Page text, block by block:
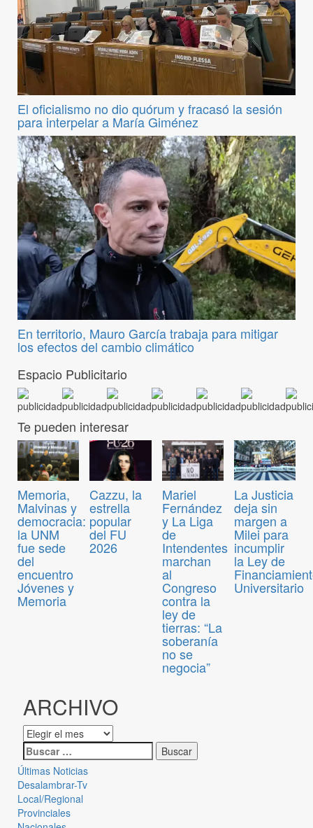
El oficialismo no dio quórum y fracasó la sesión
para interpelar a María Giménez
En territorio, Mauro García trabaja para mitigar
los efectos del cambio climático
Espacio Publicitario
Te pueden interesar
Memoria,
Malvinas y
democracia:
la UNM
fue sede
del
encuentro
Jóvenes y
Memoria
Cazzu, la
estrella
popular
del FU
2026
Mariel
Fernández
y La Liga
de
Intendentes
marchan
al
Congreso
contra la
ley de
tierras: “La
soberanía
no se
negocia”
La Justicia
deja sin
margen a
Milei para
incumplir
la Ley de
Universitario
ARCHIVO
Últimas Noticias
Desalambrar-Tv
Local/Regional
Provinciales